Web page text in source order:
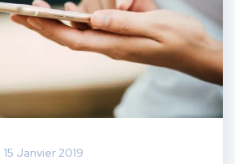
15 Janvier 2019